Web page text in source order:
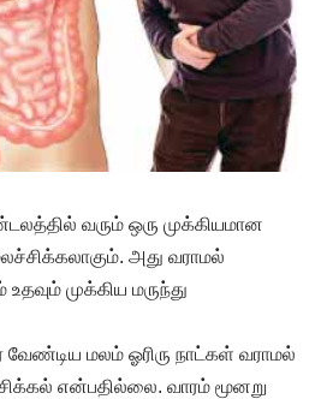
வரும் ஒரு முக்கியமான
அது வராமல்
முக்கிய மருந்து
மலம் ஓரிரு நாட்கள் வராமல்
என்பதில்லை. வாரம் மூனறு